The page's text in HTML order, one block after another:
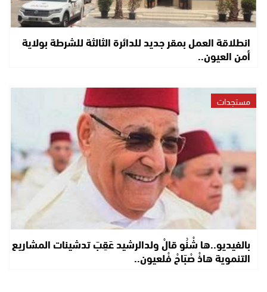
انطلاقة العمل بمقر جديد للدائرة الثالثة للشرطة بولاية
أمن العيون..
مستجدات
بالفيديو..ها شْنُو قالْ ولدالرشيد عَقِبَ تدشينات المشاريع
التنموية هاذْ صْبَاحْ فْلعيون..